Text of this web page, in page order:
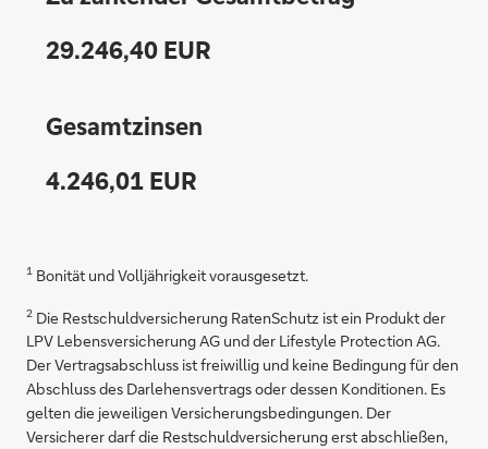
29.246,40 EUR
Gesamtzinsen
4.246,01 EUR
1 Bonität und Volljährigkeit vorausgesetzt.
2 Die Restschuldversicherung RatenSchutz ist ein Produkt der
LPV Lebensversicherung AG und der Lifestyle Protection AG.
Der Vertragsabschluss ist freiwillig und keine Bedingung für den
Abschluss des Darlehensvertrags oder dessen Konditionen. Es
gelten die jeweiligen Versicherungsbedingungen. Der
Versicherer darf die Restschuldversicherung erst abschließen,